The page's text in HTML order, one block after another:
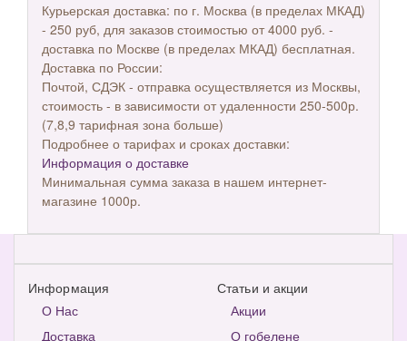
Курьерская доставка: по г. Москва (в пределах МКАД)
- 250 руб, для заказов стоимостью от 4000 руб. -
доставка по Москве (в пределах МКАД) бесплатная.
Доставка по России:
Почтой, СДЭК - отправка осуществляется из Москвы,
стоимость - в зависимости от удаленности 250-500р.
(7,8,9 тарифная зона больше)
Подробнее о тарифах и сроках доставки:
Информация о доставке
Минимальная сумма заказа в нашем интернет-
магазине 1000р.
Информация
О Нас
Доставка
Статьи и акции
Акции
О гобелене